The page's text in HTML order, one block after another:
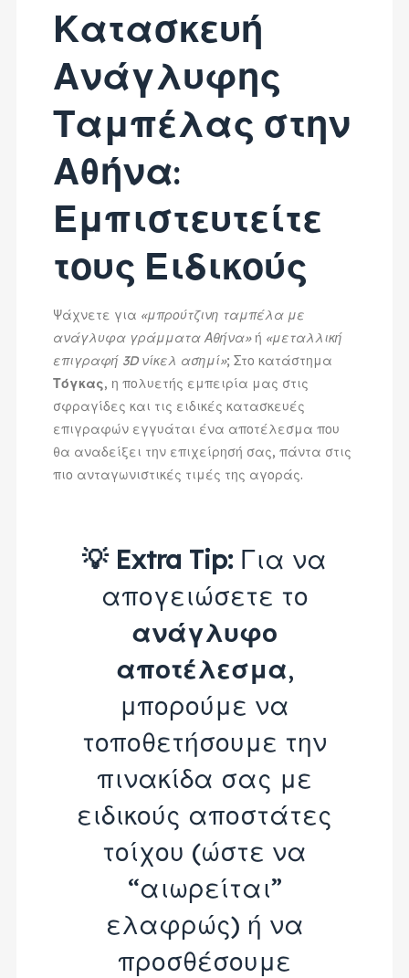
Κατασκευή
Ανάγλυφης
Ταμπέλας στην
Αθήνα:
Εμπιστευτείτε
τους Ειδικούς
Ψάχνετε για «μπρούτζινη ταμπέλα με
ανάγλυφα γράμματα Αθήνα»ή «μεταλλική
επιγραφή 3D νίκελ ασημί»; Στο κατάστημα
Τόγκας, η πολυετής εμπειρία μας στις
σφραγίδες και τις ειδικές κατασκευές
επιγραφών εγγυάται ένα αποτέλεσμα που
θα αναδείξει την επιχείρησή σας, πάντα στις
πιο ανταγωνιστικές τιμές της αγοράς.
💡 Extra Tip:Για να
απογειώσετε το
ανάγλυφο
αποτέλεσμα,
μπορούμε να
τοποθετήσουμε την
πινακίδα σας με
ειδικούς αποστάτες
τοίχου (ώστε να
“αιωρείται”
ελαφρώς) ή να
προσθέσουμε